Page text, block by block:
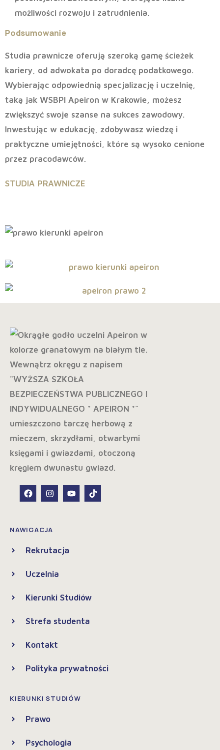
możliwości rozwoju i zatrudnienia.
Podsumowanie
Studia prawnicze oferują szeroką gamę ścieżek
kariery, od adwokata po doradcę podatkowego.
Wybierając odpowiednią specjalizację i uczelnię,
taką jak WSBPI Apeiron w Krakowie, możesz
zwiększyć swoje szanse na sukces zawodowy.
Inwestując w edukację, zdobywasz wiedzę i
praktyczne umiejętności, które są wysoko cenione
przez pracodawców.
STUDIA PRAWNICZE
NAWIGACJA
Rekrutacja
Uczelnia
Kierunki Studiów
Strefa studenta
Kontakt
Polityka prywatności
KIERUNKI STUDIÓW
Prawo
Psychologia